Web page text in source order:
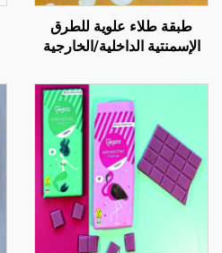
طبقة طلاء علوية للطرق
الإسمنتية الداخلية/الخارجية
ST400)، والطرق الأسفلتية،
والعزل المائي للأسفلت،
وإعادة تجديد البولي يوريثان
السيليكوني، وخلائط PMA،
وحبيبات EPDM، والركائز
الإيبوكسية القابلة للذوبان في
الماء أو الزيت، والرخام،
وبلاط الأرضيات، والخرسانة
المسامية، وتطبيقات